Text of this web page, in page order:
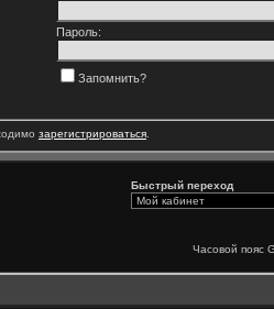
Пароль:
Запомнить?
зарегистрироваться
Быстрый переход
Часовой пояс